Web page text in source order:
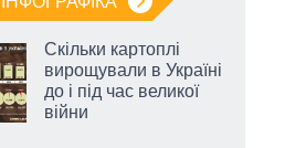
Скільки картоплі
вирощували в Україні
до і під час великої
війни